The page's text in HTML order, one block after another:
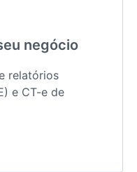
negócio
relatórios
e CT-e de